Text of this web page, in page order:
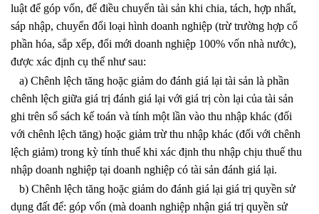
luật để góp vốn, để điều chuyển tài sản khi chia, tách, hợp nhất,
sáp nhập, chuyển đổi loại hình doanh nghiệp (trừ trường hợp cổ
phần hóa, sắp xếp, đổi mới doanh nghiệp 100% vốn nhà nước),
được xác định cụ thể như sau:
a) Chênh lệch tăng hoặc giảm do đánh giá lại tài sản là phần
chênh lệch giữa giá trị đánh giá lại với giá trị còn lại của tài sản
ghi trên sổ sách kế toán và tính một lần vào thu nhập khác (đối
với chênh lệch tăng) hoặc giảm trừ thu nhập khác (đối với chênh
lệch giảm) trong kỳ tính thuế khi xác định thu nhập chịu thuế thu
nhập doanh nghiệp tại doanh nghiệp có tài sản đánh giá lại.
b) Chênh lệch tăng hoặc giảm do đánh giá lại giá trị quyền sử
dụng đất để: góp vốn (mà doanh nghiệp nhận giá trị quyền sử